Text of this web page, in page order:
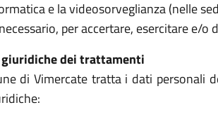
e la videosorveglianza (nelle
per accertare, esercitare e/
giuridiche dei trattamenti
di Vimercate tratta i dati personali